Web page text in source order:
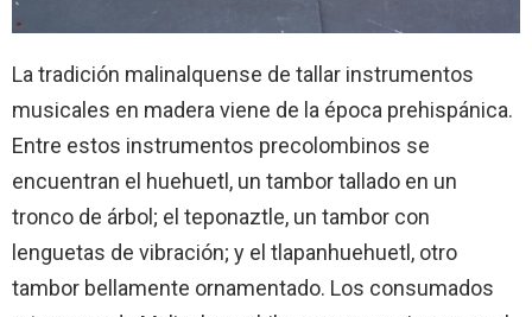
La tradición malinalquense de tallar instrumentos
musicales en madera viene de la época prehispánica.
Entre estos instrumentos precolombinos se
encuentran el huehuetl, un tambor tallado en un
tronco de árbol; el teponaztle, un tambor con
lenguetas de vibración; y el tlapanhuehuetl, otro
tambor bellamente ornamentado. Los consumados